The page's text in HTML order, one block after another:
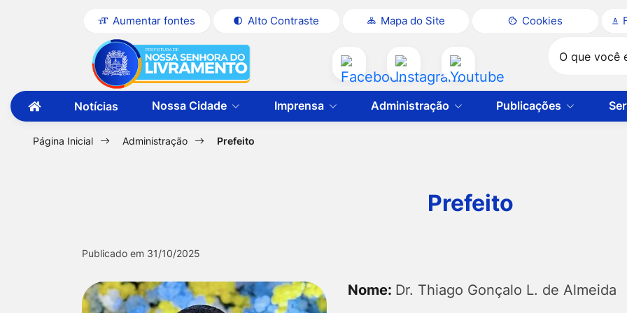
Seção
atalhos
links
de
acessibilidade
para
conteúdo
[alt+1]
Ir
para
para
busca
[alt+3]
Aumentar fontes Alto Contraste Mapa do Site Cookies
Seção
do
menu
principal
para
a
página
do
Acessar
a
Rede
Acessar
a
Rede
Acessar
a
primeira
Notícias Nossa Cidade Imprensa Administração Publicações
Página Inicial Administração Prefeito
Prefeito
Colaborador Dr. Thiago Gonçalo
Publicado em 31/10/2025
Nome: Dr. Thiago Gonçalo L. de Almeida